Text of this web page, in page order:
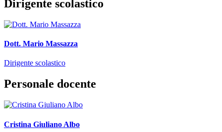
Dirigente scolastico
Dott. Mario Massazza
Dirigente scolastico
Personale docente
Cristina Giuliano Albo